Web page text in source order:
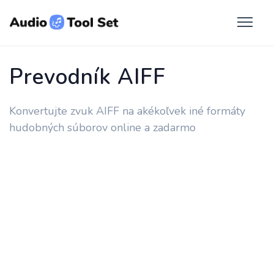
Prevodník AIFF
Konvertujte zvuk AIFF na akékoľvek iné formáty
hudobných súborov online a zadarmo